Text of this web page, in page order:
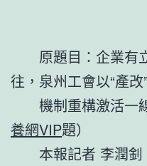
原題目：企業有
往，泉州工會以“產改
機制重構激活一
養網VIP題）
本報記者 李潤